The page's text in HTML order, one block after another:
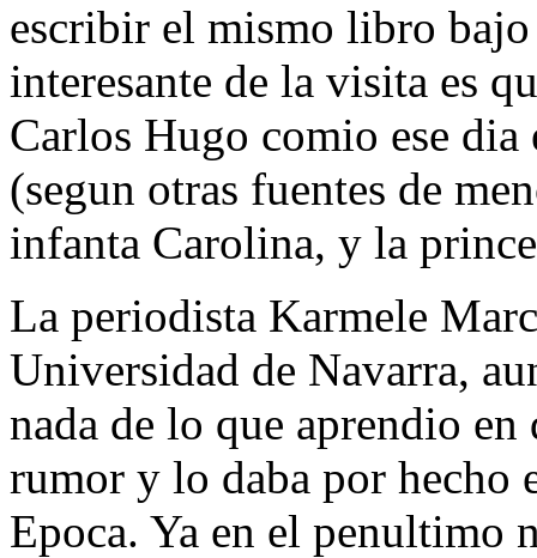
escribir el mismo libro
interesante de la visita es
Carlos Hugo comio ese dia
(segun otras fuentes de
infanta Carolina, y la
La periodista Karmele
Universidad de Navarra,
nada de lo que aprendio
rumor y lo daba por hecho
Epoca. Ya en el penultimo